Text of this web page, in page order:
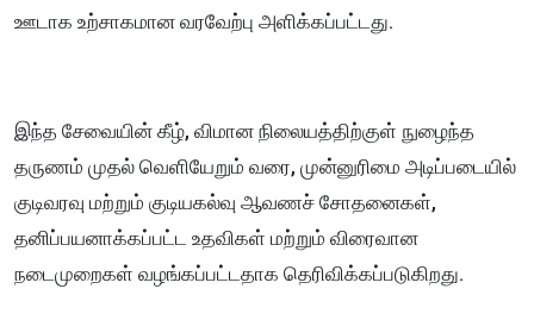
ஊடாக உற்சாகமான வரவேற்பு அளிக்கப்பட்டது.
இந்த சேவையின் கீழ், விமான நிலையத்திற்குள் நுழைந்த
தருணம் முதல் வெளியேறும் வரை, முன்னுரிமை அடிப்படையில்
குடிவரவு மற்றும் குடியகல்வு ஆவணச் சோதனைகள்,
தனிப்பயனாக்கப்பட்ட உதவிகள் மற்றும் விரைவான
நடைமுறைகள் வழங்கப்பட்டதாக தெரிவிக்கப்படுகிறது.